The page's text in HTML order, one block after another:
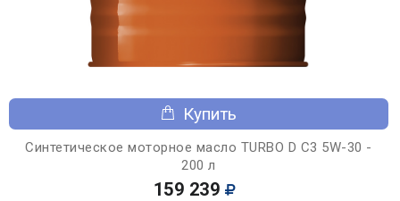
Купить
Синтетическое моторное масло TURBO D C3 5W-30 -
200 л
159 239